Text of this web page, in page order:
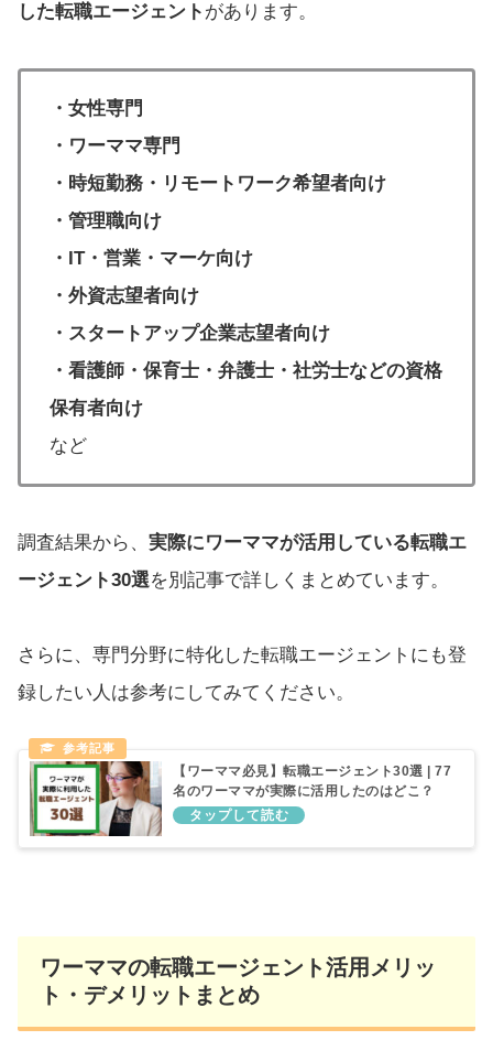
した転職エージェント があります。
・女性専門
・ワーママ専門
・時短勤務・リモートワーク希望者向け
・管理職向け
・IT・営業・マーケ向け
・外資志望者向け
・スタートアップ企業志望者向け
・看護師・保育士・弁護士・社労士などの資格
保有者向け
など
調査結果から、 実際にワーママが活用している転職エ
ージェント30選を別記事で詳しくまとめています。
さらに、専門分野に特化した転職エージェントにも登
録したい人は参考にしてみてください。
【ワーママ必見】転職エージェント30選 | 77
名のワーママが実際に活用したのはどこ？
ワーママの転職エージェント活用メリッ
ト・デメリットまとめ